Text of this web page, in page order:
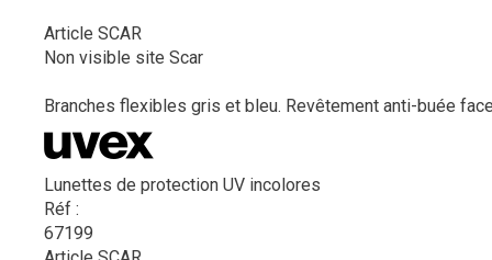
Article SCAR
Non visible site Scar
Branches flexibles gris et bleu. Revêtement anti-buée
Lunettes de protection UV incolores
Réf :
67199